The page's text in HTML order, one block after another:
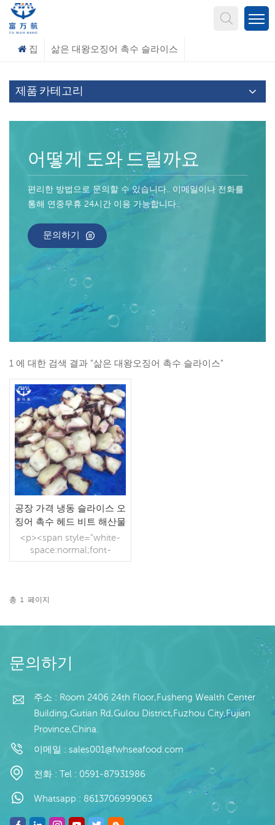
집 삶은 대왕오징어 촉수 슬라이스
제품 카테고리
어떻게 도와 드릴까요
편리한 방법으로 문의할 수 있습니다.. 이메일이나 전화를
통해 연중무휴 24시간 이용 가능합니다..
문의하기
1 에 대한 검색 결과 "삶은 대왕오징어 촉수 슬라이스"
공장 가격 냉동 슬라이스 오
징어 촉수 헤드 비트 해산물
공급 업체
<p><span style="white-
space:normal;font-
family:Microsoft YaHei;">
space:normal;font-
</ span><span
family:Microsoft YaHei;">
이름:</span> 데친 오징어
style="white-
space:normal;"> 사양 : 고
객 사양 </p><p
style="white-
space:normal;"> 공정: 내
40%(맞춤형)<br /> 포장:
1kg/가방, 10kg/직물 가방
(맞춤형) </p><p
space:normal;"> 판매 모
총 1 페이지
문의하기
주소 : Room 2406 24th Floor,Fusheng Wealth Center
Building,Gutian Rd,Gulou District,Fuzhou City,Fujian
Province,China.
이메일 : sales001@fwhseafood.com
전화 : Tel : 0591-87931986
Whatsapp : 8613706999063